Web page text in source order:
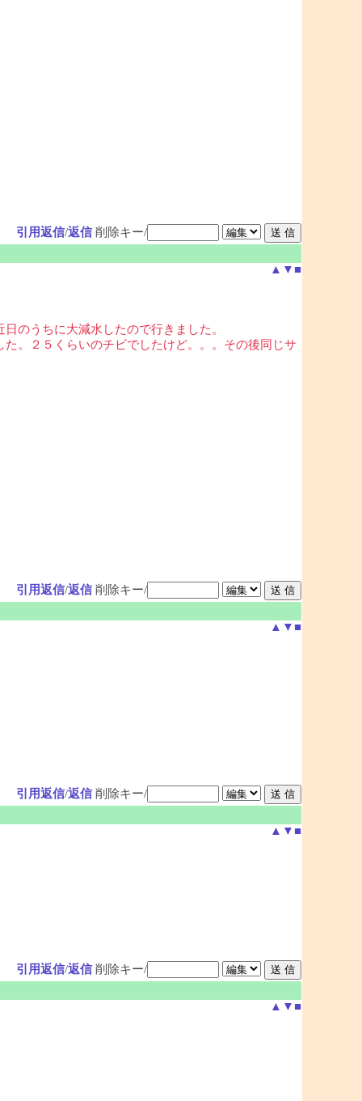
引用返信/返信 削除キー/
▲ ▼ ■
のうちに大減水したので行きました。
。２５くらいのチビでしたけど。。。その後同じサ
引用返信/返信 削除キー/
▲ ▼ ■
引用返信/返信 削除キー/
▲ ▼ ■
引用返信/返信 削除キー/
▲ ▼ ■